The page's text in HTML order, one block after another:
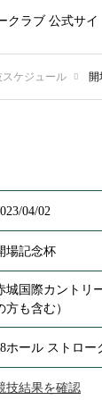
スケジュール 開
04/02
場記念杯
城国際カントリ
方も含む）
ホール ストロー
技結果を確認